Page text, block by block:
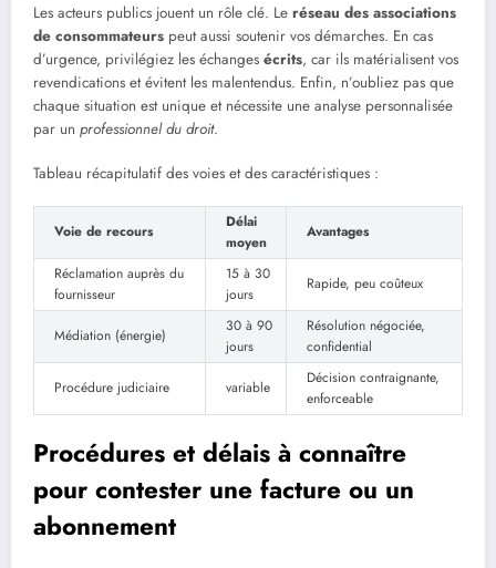
Les acteurs publics jouent un rôle clé. Le réseau des associations
de consommateurs peut aussi soutenir vos démarches. En cas
d’urgence, privilégiez les échanges écrits, car ils matérialisent vos
revendications et évitent les malentendus. Enfin, n’oubliez pas que
chaque situation est unique et nécessite une analyse personnalisée
par un professionnel du droit.
Tableau récapitulatif des voies et des caractéristiques :
Voie de recours
Délai
moyen
Avantages
Réclamation auprès du
fournisseur
15 à 30
jours
Rapide, peu coûteux
Médiation (énergie)
30 à 90
jours
Résolution négociée,
confidential
Procédure judiciaire variable
Décision contraignante,
enforceable
Procédures et délais à connaître
pour contester une facture ou un
abonnement